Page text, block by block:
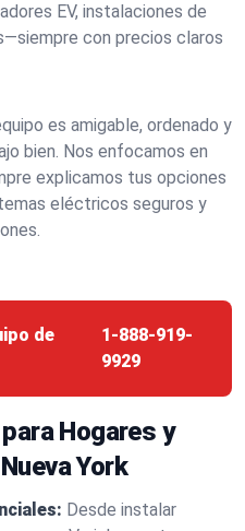
EV, instalaciones de
con precios claros
es amigable, ordenado y
bien. Nos enfocamos en
explicamos tus opciones
eléctricos seguros y
de
1-888-919-
9929
Hogares y
York
Desde instalar